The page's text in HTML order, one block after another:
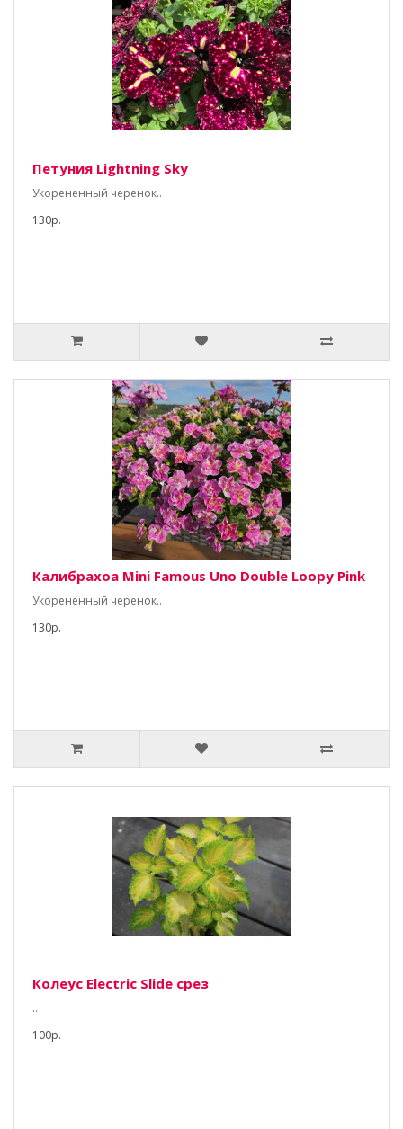
Петуния Lightning Sky
Укорененный черенок..
130р.
Калибрахоа Mini Famous Uno Double Loopy Pink
Укорененный черенок..
130р.
Колеус Electric Slide срез
..
100р.